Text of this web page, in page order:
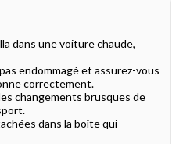
dans une voiture chaude,
endommagé et assurez-vous
correctement.
changements brusques de
dans la boîte qui